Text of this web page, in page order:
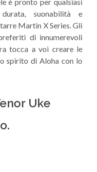
è pronto per qualsiasi
suonabilità e
Martin X Series. Gli
di innumerevoli
tocca a voi creare le
spirito di Aloha con lo
Uke